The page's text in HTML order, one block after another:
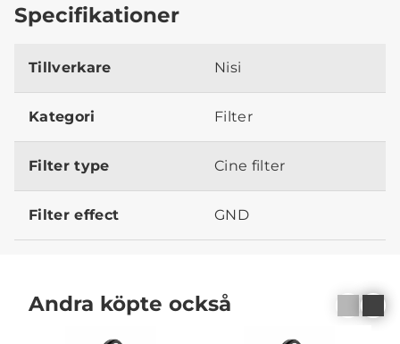
Specifikationer
Tillverkare Nisi
Kategori Filter
Filter type Cine filter
Filter effect GND
Andra köpte också